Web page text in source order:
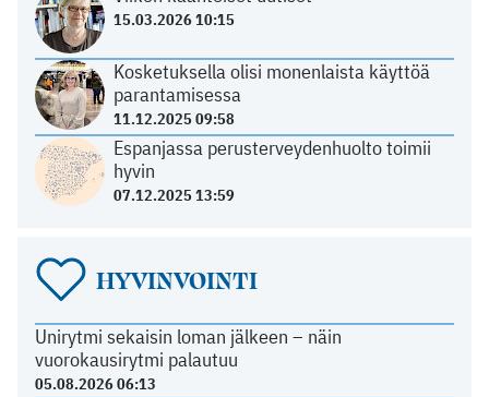
15.03.2026 10:15
Kosketuksella olisi monenlaista käyttöä
parantamisessa
11.12.2025 09:58
Espanjassa perusterveydenhuolto toimii
hyvin
07.12.2025 13:59
HYVINVOINTI
Unirytmi sekaisin loman jälkeen – näin
vuorokausirytmi palautuu
05.08.2026 06:13